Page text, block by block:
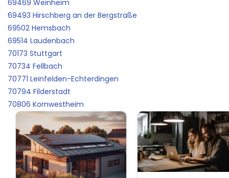
69469 Weinheim
69493 Hirschberg an der Bergstraße
69502 Hemsbach
69514 Laudenbach
70173 Stuttgart
70734 Fellbach
70771 Leinfelden-Echterdingen
70794 Filderstadt
70806 Kornwestheim